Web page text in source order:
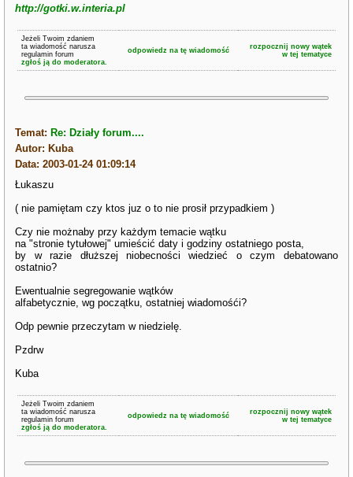
http://gotki.w.interia.pl
Jeżeli Twoim zdaniem
ta wiadomość narusza
regulamin forum
zgłoś ją do moderatora.
odpowiedz na tę wiadomość
rozpocznij nowy wątek
w tej tematyce
Temat: Re: Działy forum....
Autor: Kuba
Data: 2003-01-24 01:09:14
Łukaszu
( nie pamiętam czy ktos juz o to nie prosił przypadkiem )
Czy nie możnaby przy każdym temacie wątku
na "stronie tytułowej" umieścić daty i godziny ostatniego posta,
by w razie dłuższej niobecności wiedzieć o czym debatowano
ostatnio?
Ewentualnie segregowanie wątków
alfabetycznie, wg początku, ostatniej wiadomośći?
Odp pewnie przeczytam w niedzielę.
Pzdrw
Kuba
Jeżeli Twoim zdaniem
ta wiadomość narusza
regulamin forum
zgłoś ją do moderatora.
odpowiedz na tę wiadomość
rozpocznij nowy wątek
w tej tematyce